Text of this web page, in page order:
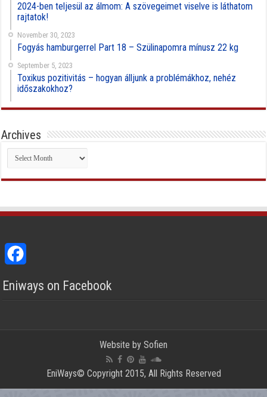
2024-ben teljesül az álmom: A szövegeimet viselve is láthatom
rajtatok!
November 30, 2023
Fogyás hamburgerrel Part 18 – Szülinapomra mínusz 22 kg
September 5, 2023
Toxikus pozitivitás – hogyan álljunk a problémákhoz, nehéz
időszakokhoz?
Archives
Archives
Eniways on Facebook
Website by Sofien
EniWays© Copyright 2015, All Rights Reserved